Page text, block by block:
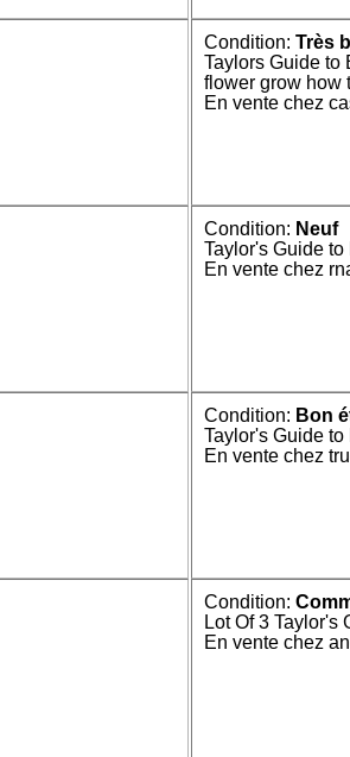
Condition:Très
Taylors Guide to
flower grow how
En vente chez
Condition: Neuf
Taylor's Guide to
En vente chez
Condition: Bon
Taylor's Guide to
En vente chez
Condition:
Lot Of 3 Taylor's
En vente chez